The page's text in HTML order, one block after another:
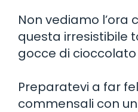
Non vediamo l’ora
questa irresistibile
gocce di cioccolato
Preparatevi a far
commensali con